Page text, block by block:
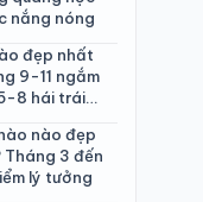
nắng nóng
đẹp nhất
9-11 ngắm
8 hái trái
nào đẹp
3 đến
lý tưởng